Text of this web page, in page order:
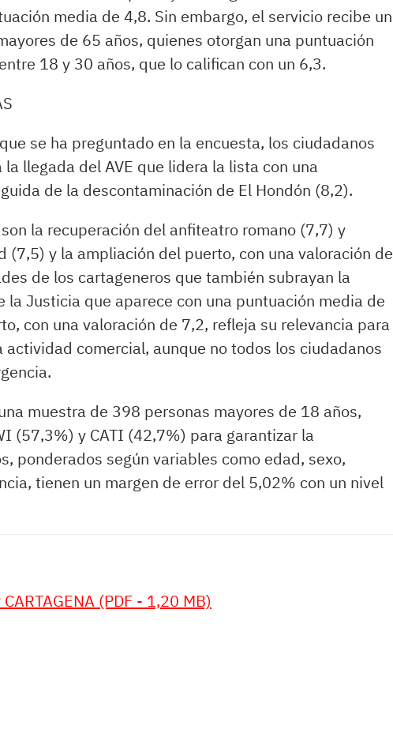
media de 4,8. Sin embargo, el servicio recibe un
de 65 años, quienes otorgan una puntuación
18 y 30 años, que lo califican con un 6,3.
se ha preguntado en la encuesta, los ciudadanos
llegada del AVE que lidera la lista con una
de la descontaminación de El Hondón (8,2).
la recuperación del anfiteatro romano (7,7) y
(7,5) y la ampliación del puerto, con una valoración de
de los cartageneros que también subrayan la
la Justicia que aparece con una puntuación media de
con una valoración de 7,2, refleja su relevancia para
actividad comercial, aunque no todos los ciudadanos
muestra de 398 personas mayores de 18 años,
(57,3%) y CATI (42,7%) para garantizar la
ponderados según variables como edad, sexo,
tienen un margen de error del 5,02% con un nivel
(PDF - 1,20 MB)